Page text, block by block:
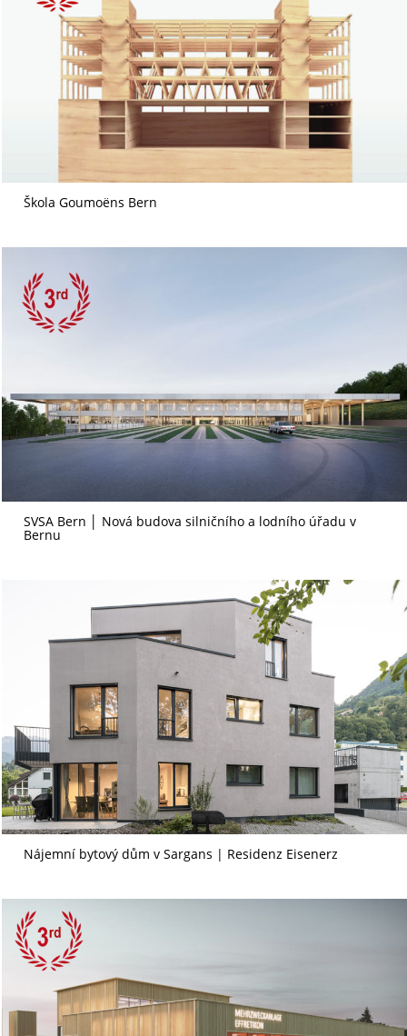
Škola Goumoëns Bern
SVSA Bern │ Nová budova silničního a lodního úřadu v
Bernu
Nájemní bytový dům v Sargans | Residenz Eisenerz